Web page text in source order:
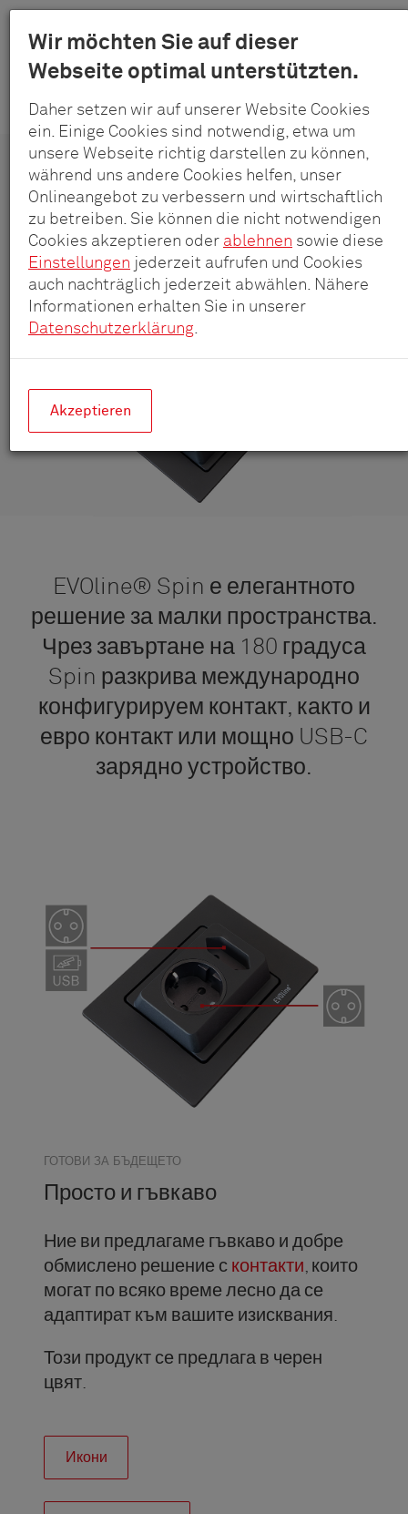
Wir möchten Sie auf dieser
Webseite optimal unterstützten.
Daher setzen wir auf unserer Website Cookies
ein. Einige Cookies sind notwendig, etwa um
unsere Webseite richtig darstellen zu können,
während uns andere Cookies helfen, unser
Onlineangebot zu verbessern und wirtschaftlich
zu betreiben. Sie können die nicht notwendigen
Cookies akzeptieren oder ablehnen sowie diese
Einstellungen jederzeit aufrufen und Cookies
auch nachträglich jederzeit abwählen. Nähere
Informationen erhalten Sie in unserer
Datenschutzerklärung
Akzeptieren
Към
основното
съдържание
Меню
Schulte
-
GmbH
&
Co.
KG
устройство USB-C
EVOline® Spin
Компактен, въртящ се и мощен
EVOline® Spin е елегантното
решение за малки пространства.
Чрез завъртане на 180 градуса
Spin разкрива международно
конфигурируем контакт, както и
евро контакт или мощно USB-C
зарядно устройство.
ГОТОВИ ЗА БЪДЕЩЕТО
Просто и гъвкаво
Ние ви предлагаме гъвкаво и добре
обмислено решение с контакти , които
могат по всяко време лесно да се
адаптират към вашите изисквания.
Този продукт се предлага в черен
цвят.
Икони